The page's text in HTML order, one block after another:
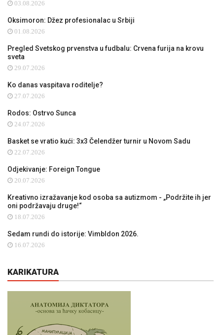
03.08.2026
Oksimoron: Džez profesionalac u Srbiji
01.08.2026
Pregled Svetskog prvenstva u fudbalu: Crvena furija na krovu
sveta
29.07.2026
Ko danas vaspitava roditelje?
27.07.2026
Rodos: Ostrvo Sunca
24.07.2026
Basket se vratio kući: 3x3 Čelendžer turnir u Novom Sadu
22.07.2026
Odjekivanje: Foreign Tongue
20.07.2026
Kreativno izražavanje kod osoba sa autizmom - „Podržite ih jer
oni podržavaju druge!“
18.07.2026
Sedam rundi do istorije: Vimbldon 2026.
16.07.2026
KARIKATURA